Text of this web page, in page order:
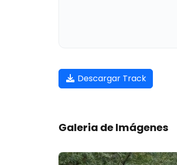
Descargar Track
Galeria de Imágenes